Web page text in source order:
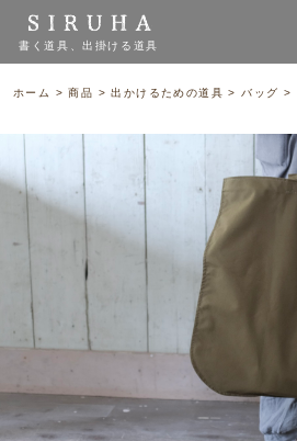
書く道具、出掛ける道具
ホーム >商品 >出かけるための道具 > バッグ >